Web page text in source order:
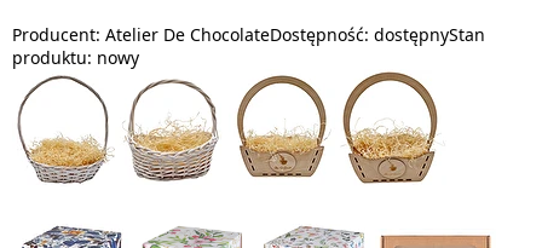
Producent: Atelier De ChocolateDostępność: dostępnyStan
produktu: nowy